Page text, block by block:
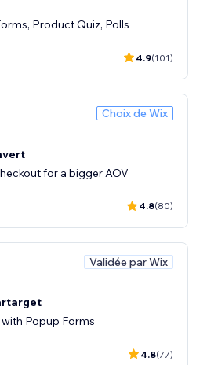
Product Quiz, Polls
4.9(101)
Choix de Wix
for a bigger AOV
4.8(80)
Validée par Wix
Popup Forms
4.8(77)